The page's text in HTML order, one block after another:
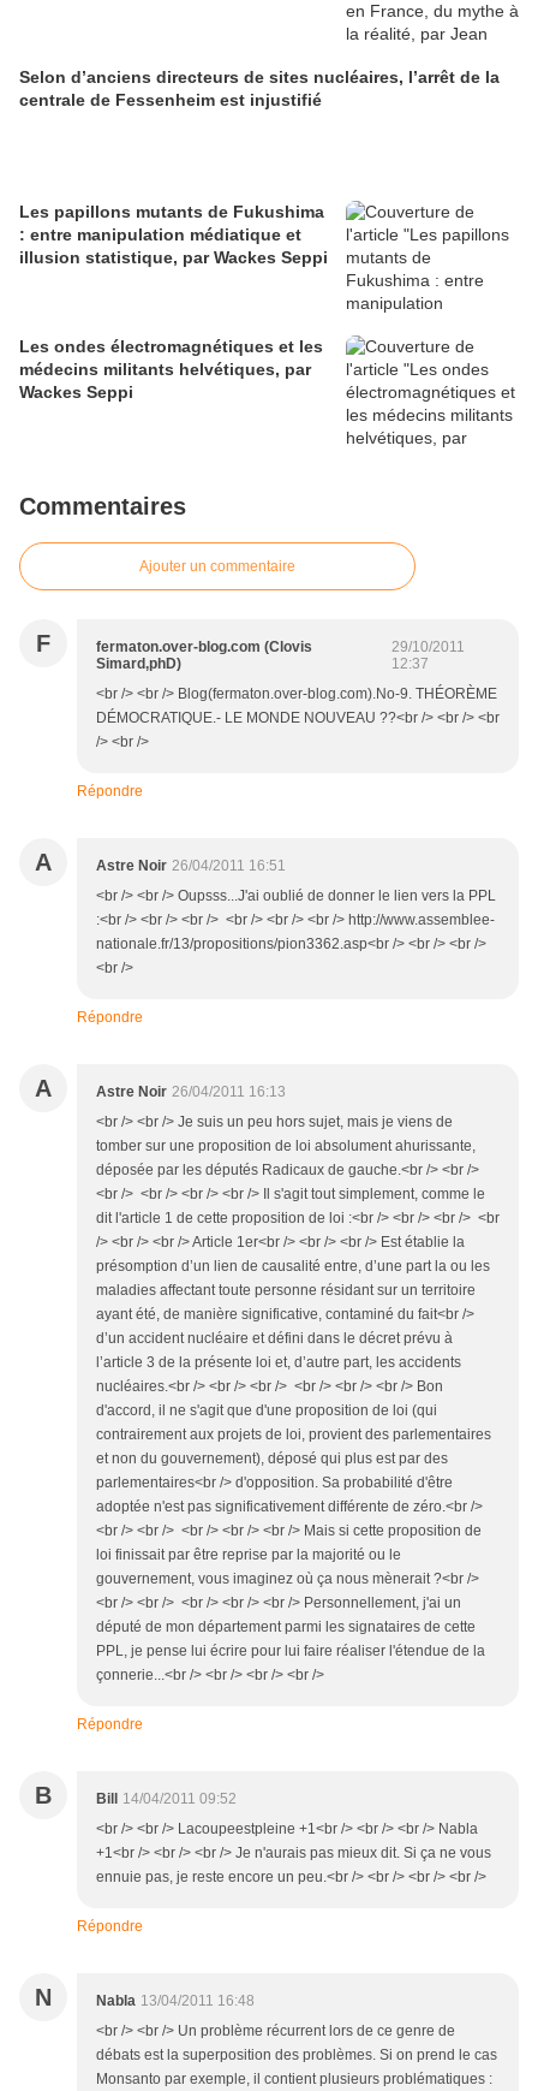
Selon d’anciens directeurs de sites nucléaires, l’arrêt de la
centrale de Fessenheim est injustifié
Les papillons mutants de Fukushima
: entre manipulation médiatique et
illusion statistique, par Wackes Seppi
Les ondes électromagnétiques et les
médecins militants helvétiques, par
Wackes Seppi
Commentaires
Ajouter un commentaire
F
fermaton.over-blog.com (Clovis
Simard,phD)
29/10/2011
12:37
<br /> <br /> Blog(fermaton.over-blog.com).No-9. THÉORÈME
DÉMOCRATIQUE.- LE MONDE NOUVEAU ??<br /> <br /> <br
/> <br />
Répondre
A Astre Noir 26/04/2011 16:51
<br /> <br /> Oupsss...J'ai oublié de donner le lien vers la PPL
:<br /> <br /> <br /> <br /> <br /> <br /> http://www.assemblee-
nationale.fr/13/propositions/pion3362.asp<br /> <br /> <br />
<br />
Répondre
A Astre Noir 26/04/2011 16:13
<br /> <br /> Je suis un peu hors sujet, mais je viens de
tomber sur une proposition de loi absolument ahurissante,
déposée par les députés Radicaux de gauche.<br /> <br />
<br /> <br /> <br /> <br /> Il s'agit tout simplement, comme le
dit l'article 1 de cette proposition de loi :<br /> <br /> <br /> <br
/> <br /> <br /> Article 1er<br /> <br /> <br /> Est établie la
présomption d’un lien de causalité entre, d’une part la ou les
maladies affectant toute personne résidant sur un territoire
ayant été, de manière significative, contaminé du fait<br />
d’un accident nucléaire et défini dans le décret prévu à
l’article 3 de la présente loi et, d’autre part, les accidents
nucléaires.<br /> <br /> <br /> <br /> <br /> <br /> Bon
d'accord, il ne s'agit que d'une proposition de loi (qui
contrairement aux projets de loi, provient des parlementaires
et non du gouvernement), déposé qui plus est par des
parlementaires<br /> d'opposition. Sa probabilité d'être
adoptée n'est pas significativement différente de zéro.<br />
<br /> <br /> <br /> <br /> <br /> Mais si cette proposition de
loi finissait par être reprise par la majorité ou le
gouvernement, vous imaginez où ça nous mènerait ?<br />
<br /> <br /> <br /> <br /> <br /> Personnellement, j'ai un
député de mon département parmi les signataires de cette
PPL, je pense lui écrire pour lui faire réaliser l'étendue de la
çonnerie...<br /> <br /> <br /> <br />
Répondre
B Bill
14/04/2011 09:52
<br /> <br /> Lacoupeestpleine +1<br /> <br /> <br /> Nabla
+1<br /> <br /> <br /> Je n'aurais pas mieux dit. Si ça ne vous
ennuie pas, je reste encore un peu.<br /> <br /> <br /> <br />
Répondre
N Nabla 13/04/2011 16:48
<br /> <br /> Un problème récurrent lors de ce genre de
débats est la superposition des problèmes. Si on prend le cas
Monsanto par exemple, il contient plusieurs problématiques :